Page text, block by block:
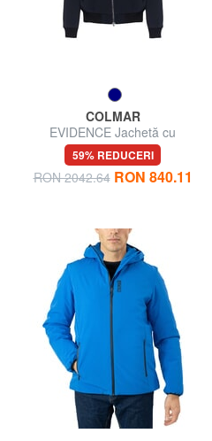
COLMAR
EVIDENCE Jachetă cu
fermoar
59% REDUCERI
RON 2042.64 RON 840.11